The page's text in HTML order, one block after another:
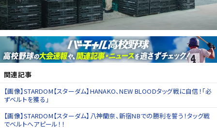
関連記事
【画像】STARDOM【スターダム】HANAKO、NEW BLOODタッグ戦に自信！「必
ずベルトを獲る」
【画像】STARDOM【スターダム】八神蘭奈、新宿NBでの勝利を誓う！タッグ戦
でベルトへアピール！！